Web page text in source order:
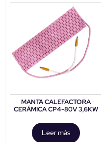
MANTA CALEFACTORA
CERÁMICA CP4-80V 3,6KW
Leer más